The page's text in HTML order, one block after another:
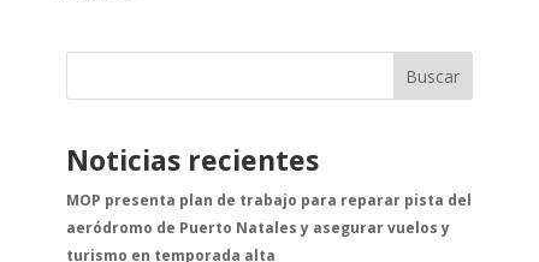
Buscar
Noticias recientes
MOP presenta plan de trabajo para reparar pista del
aeródromo de Puerto Natales y asegurar vuelos y
turismo en temporada alta